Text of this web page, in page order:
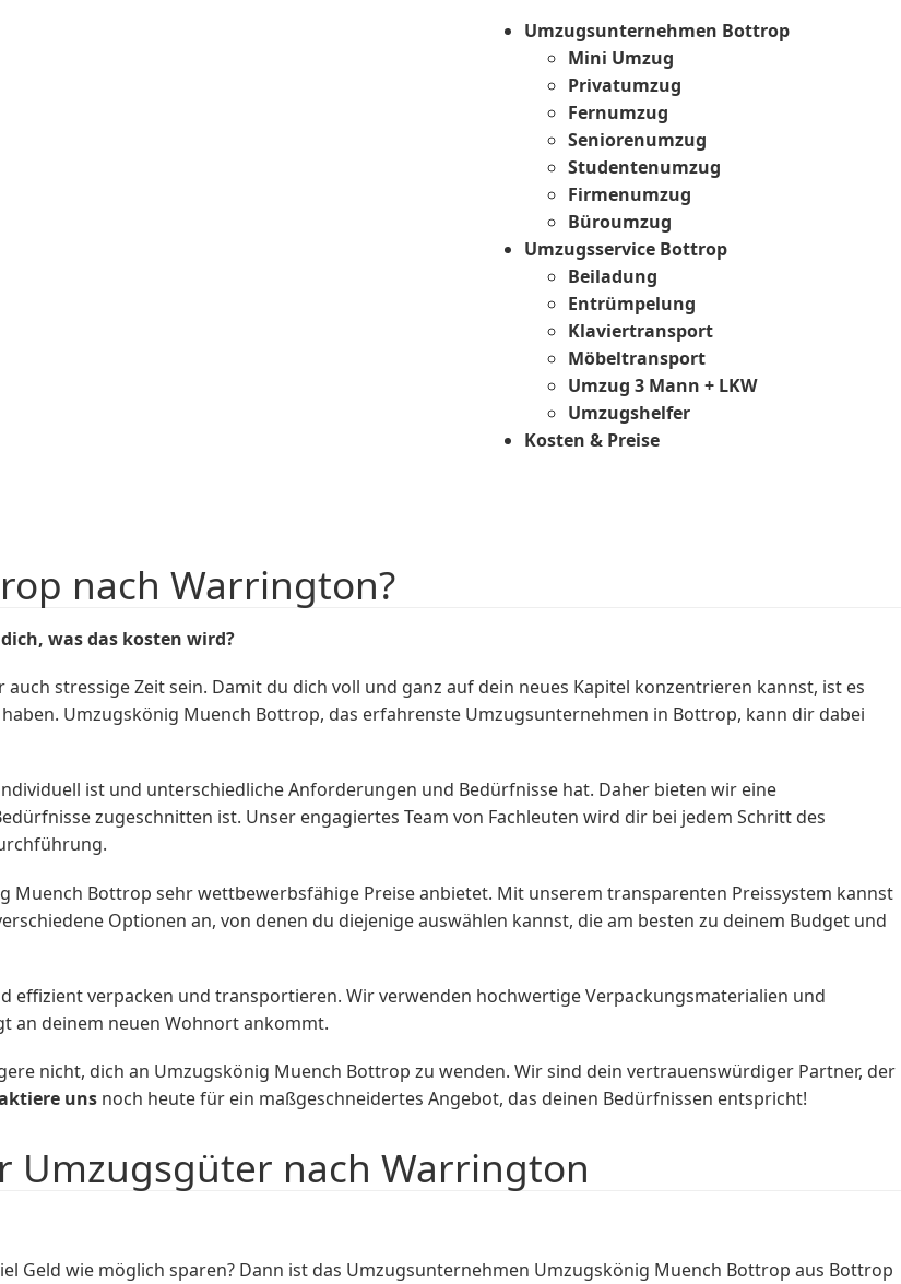
Umzugsunternehmen Bottrop
Mini Umzug
Privatumzug
Fernumzug
Seniorenumzug
Studentenumzug
Firmenumzug
Büroumzug
Umzugsservice Bottrop
Beiladung
Entrümpelung
Klaviertransport
Möbeltransport
Umzug 3 Mann + LKW
Umzugshelfer
Kosten & Preise
nach Warrington?
was das kosten wird?
stressige Zeit sein. Damit du dich voll und ganz auf dein neues Kapitel konzentrieren kannst, ist es
Umzugskönig Muench Bottrop, das erfahrenste Umzugsunternehmen in Bottrop, kann dir dabei
ist und unterschiedliche Anforderungen und Bedürfnisse hat. Daher bieten wir eine
zugeschnitten ist. Unser engagiertes Team von Fachleuten wird dir bei jedem Schritt des
Muench Bottrop sehr wettbewerbsfähige Preise anbietet. Mit unserem transparenten Preissystem kannst
Optionen an, von denen du diejenige auswählen kannst, die am besten zu deinem Budget und
effizient verpacken und transportieren. Wir verwenden hochwertige Verpackungsmaterialien und
an deinem neuen Wohnort ankommt.
nicht, dich an Umzugskönig Muench Bottrop zu wenden. Wir sind dein vertrauenswürdiger Partner, der
uns noch heute für ein maßgeschneidertes Angebot, das deinen Bedürfnissen entspricht!
Umzugsgüter nach Warrington
Geld wie möglich sparen? Dann ist das Umzugsunternehmen Umzugskönig Muench Bottrop aus Bottrop